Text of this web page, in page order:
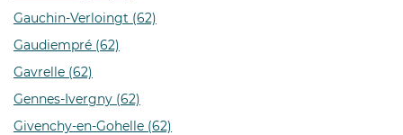
Gauchin-Verloingt (62)
Gaudiempré (62)
Gavrelle (62)
Gennes-Ivergny (62)
Givenchy-en-Gohelle (62)